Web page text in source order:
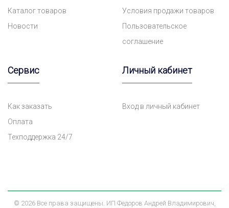
Каталог товаров
Новости
Условия продажи товаров
Пользовательское
соглашение
Сервис
Как заказать
Оплата
Техподдержка 24/7
Личный кабинет
Вход в личный кабинет
© 2026 Все права защищены. ИП Федоров Андрей Владимирович,